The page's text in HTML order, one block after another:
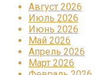
Август 2026
Июль 2026
Июнь 2026
Май 2026
Апрель 2026
Март 2026